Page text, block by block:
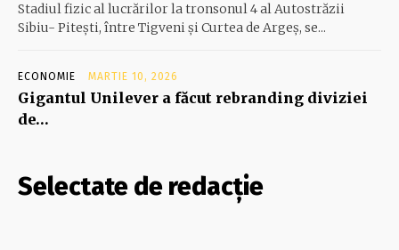
Stadiul fizic al lucrărilor la tronsonul 4 al Autostrăzii
Sibiu- Piteşti, între Tigveni şi Curtea de Argeş, se...
ECONOMIE MARTIE 10, 2026
Gigantul Unilever a făcut rebranding diviziei
de…
Selectate de redacție